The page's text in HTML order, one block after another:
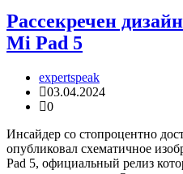
Рассекречен
Mi Pad 5
expertspeak
03.04.2024
0
Инсайдер со стопроцентно
опубликовал схематичное
Pad 5, официальный релиз